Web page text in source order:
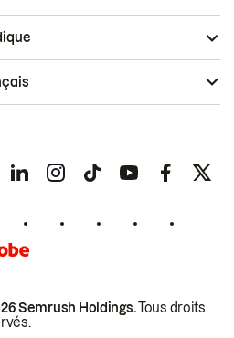
Semrush Holdings.Tous droits